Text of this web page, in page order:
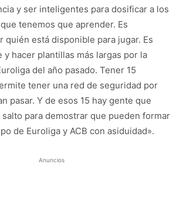
y ser inteligentes para dosificar a los
tenemos que aprender. Es
quién está disponible para jugar. Es
y hacer plantillas más largas por la
del año pasado. Tener 15
tener una red de seguridad por
pasar. Y de esos 15 hay gente que
para demostrar que pueden formar
de Euroliga y ACB con asiduidad».
Anuncios